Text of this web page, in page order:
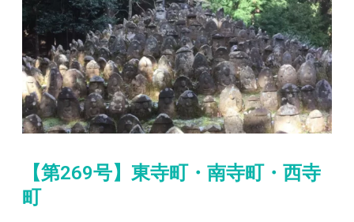
【第269号】東寺町・南寺町・西寺
町